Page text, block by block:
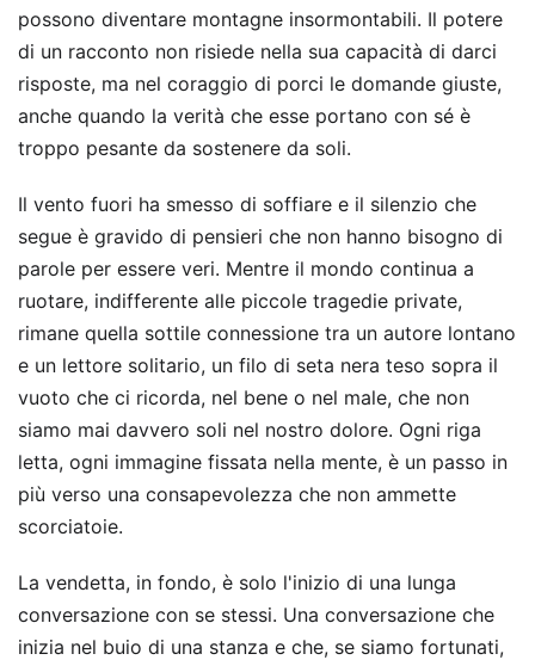
possono diventare montagne insormontabili. Il potere
di un racconto non risiede nella sua capacità di darci
risposte, ma nel coraggio di porci le domande giuste,
anche quando la verità che esse portano con sé è
troppo pesante da sostenere da soli.
Il vento fuori ha smesso di soffiare e il silenzio che
segue è gravido di pensieri che non hanno bisogno di
parole per essere veri. Mentre il mondo continua a
ruotare, indifferente alle piccole tragedie private,
rimane quella sottile connessione tra un autore lontano
e un lettore solitario, un filo di seta nera teso sopra il
vuoto che ci ricorda, nel bene o nel male, che non
siamo mai davvero soli nel nostro dolore. Ogni riga
letta, ogni immagine fissata nella mente, è un passo in
più verso una consapevolezza che non ammette
scorciatoie.
La vendetta, in fondo, è solo l'inizio di una lunga
conversazione con se stessi. Una conversazione che
inizia nel buio di una stanza e che, se siamo fortunati,